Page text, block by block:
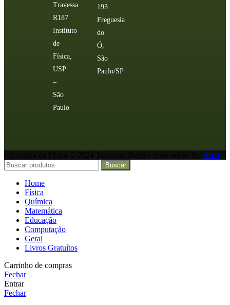
Travessa
R187
Instituto
de
Física,
USP
–
São
Paulo
193
Freguesia
do
Ó,
São
Paulo/SP
Arcq
Buscar
Home
Física
Química
Matemática
Educação
Computação
Geral
Livros Gratuítos
Carrinho de compras
Fechar
Entrar
Fechar